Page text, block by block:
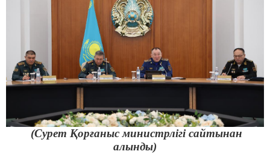
(Сурет Қорғаныс министрлігі сайтынан
алынды)